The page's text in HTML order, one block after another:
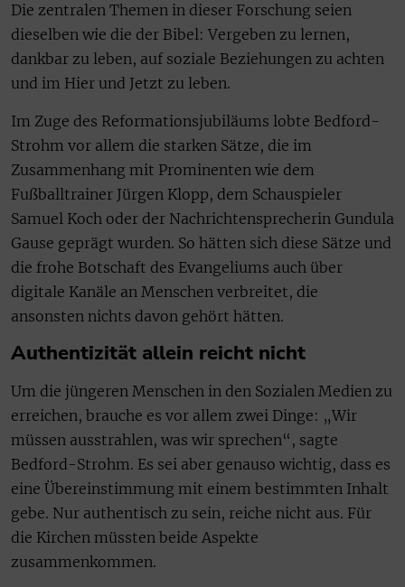
Die zentralen Themen in dieser Forschung seien
dieselben wie die der Bibel: Vergeben zu lernen,
dankbar zu leben, auf soziale Beziehungen zu achten
und im Hier und Jetzt zu leben.
Im Zuge des Reformationsjubiläums lobte Bedford-
Strohm vor allem die starken Sätze, die im
Zusammenhang mit Prominenten wie dem
Fußballtrainer Jürgen Klopp, dem Schauspieler
Samuel Koch oder der Nachrichtensprecherin Gundula
Gause geprägt wurden. So hätten sich diese Sätze und
die frohe Botschaft des Evangeliums auch über
digitale Kanäle an Menschen verbreitet, die
ansonsten nichts davon gehört hätten.
Authentizität allein reicht nicht
Um die jüngeren Menschen in den Sozialen Medien zu
erreichen, brauche es vor allem zwei Dinge: „Wir
müssen ausstrahlen, was wir sprechen“, sagte
Bedford-Strohm. Es sei aber genauso wichtig, dass es
eine Übereinstimmung mit einem bestimmten Inhalt
gebe. Nur authentisch zu sein, reiche nicht aus. Für
die Kirchen müssten beide Aspekte
zusammenkommen.